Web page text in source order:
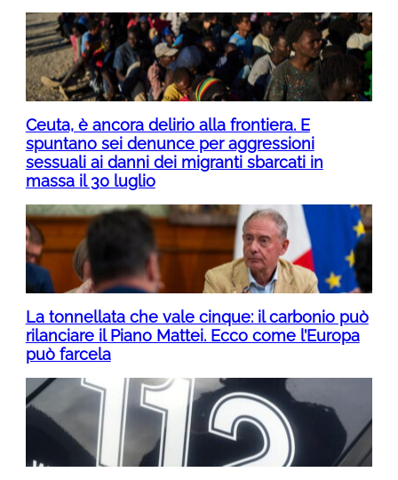
Ceuta, è ancora delirio alla frontiera. E
spuntano sei denunce per aggressioni
sessuali ai danni dei migranti sbarcati in
massa il 30 luglio
La tonnellata che vale cinque: il carbonio può
rilanciare il Piano Mattei. Ecco come l’Europa
può farcela